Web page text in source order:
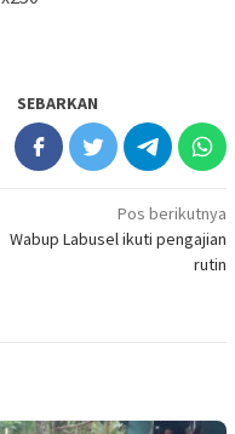
SEBARKAN
Pos berikutnya
Wabup Labusel ikuti pengajian
rutin